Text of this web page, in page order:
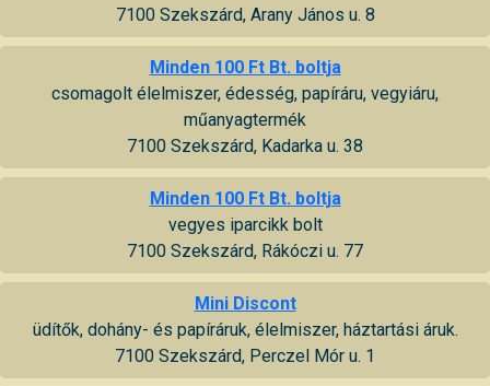
7100 Szekszárd, Arany János u. 8
Minden 100 Ft Bt. boltja
csomagolt élelmiszer, édesség, papíráru, vegyiáru,
műanyagtermék
7100 Szekszárd, Kadarka u. 38
Minden 100 Ft Bt. boltja
vegyes iparcikk bolt
7100 Szekszárd, Rákóczi u. 77
Mini Discont
üdítők, dohány- és papíráruk, élelmiszer, háztartási áruk.
7100 Szekszárd, Perczel Mór u. 1